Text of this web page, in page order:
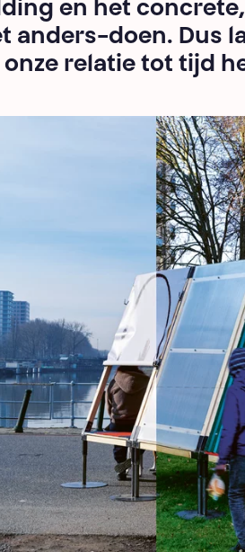
en het
anders-doen. Dus
onze relatie tot tijd